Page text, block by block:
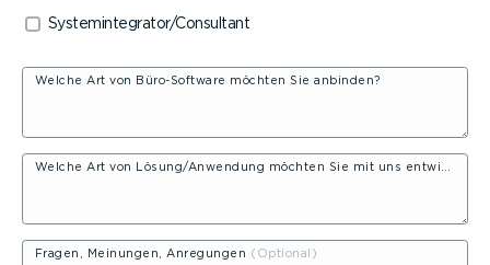
System­in­te­grator/Consultant
Welche Art von Büro-­Software möchten Sie anbinden?
Welche Art von Lösung/Anwendung möchten Sie mit uns entwickeln?
Fragen, Meinungen, Anregungen